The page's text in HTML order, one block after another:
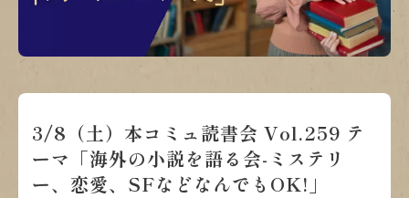
3/8（土）本コミュ読書会 Vol.259 テ
ーマ「海外の小説を語る会-ミステリ
ー、恋愛、SFなどなんでもOK!」